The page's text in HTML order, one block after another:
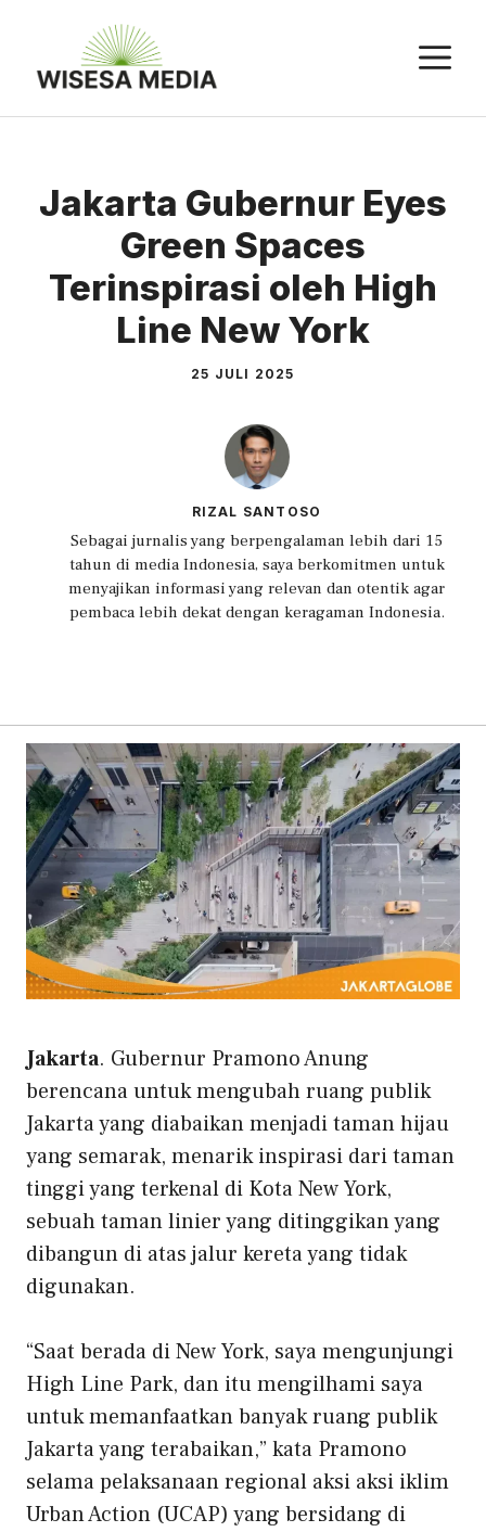
Jakarta Gubernur Eyes
Green Spaces
Terinspirasi oleh High
Line New York
25 JULI 2025
RIZAL SANTOSO
Sebagai jurnalis yang berpengalaman lebih dari 15
tahun di media Indonesia, saya berkomitmen untuk
menyajikan informasi yang relevan dan otentik agar
pembaca lebih dekat dengan keragaman Indonesia.
Jakarta. Gubernur Pramono Anung
berencana untuk mengubah ruang publik
Jakarta yang diabaikan menjadi taman hijau
yang semarak, menarik inspirasi dari taman
tinggi yang terkenal di Kota New York,
sebuah taman linier yang ditinggikan yang
dibangun di atas jalur kereta yang tidak
digunakan.
“Saat berada di New York, saya mengunjungi
High Line Park, dan itu mengilhami saya
untuk memanfaatkan banyak ruang publik
Jakarta yang terabaikan,” kata Pramono
selama pelaksanaan regional aksi aksi iklim
Urban Action (UCAP) yang bersidang di